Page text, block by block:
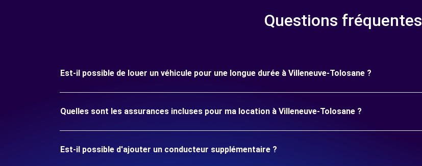
Questions fréquentes
Est-il possible de louer un véhicule pour une longue durée à Villeneuve-Tolosane ?
Quelles sont les assurances incluses pour ma location à Villeneuve-Tolosane ?
Est-il possible d'ajouter un conducteur supplémentaire ?